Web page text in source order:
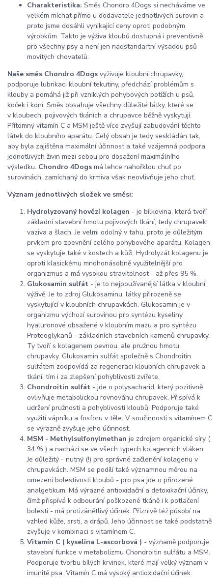
Charakteristika: Směs Chondro 4Dogs si necháváme ve
velkém míchat přímo u dodavatele jednotlivých surovin a
proto jsme dosáhli vynikající ceny oproti podobným
výrobkům. Takto je výživa kloubů dostupná i preventivně
pro všechny psy a není jen nadstandartní výsadou psů
movitých chovatelů.
Naše směs Chondro 4Dogs vyživuje kloubní chrupavky,
podporuje lubrikaci kloubní tekutiny, předchází problémům s
klouby a pomáhá již při vzniklých pohybových potížích u psů,
koček i koní. Směs obsahuje všechny důležité látky, které se
v kloubech, pojivových tkáních a chrupavce běžně vyskytují.
Přítomný vitamín C a MSM ještě více zvyšují zabudování těchto
látek do kloubního aparátu. Celý obsah je tedy seskládán tak,
aby byla zajištěna maximální účinnost a také vzájemná podpora
jednotlivých živin mezi sebou pro dosažení maximálního
výsledku. Chondro 4Dogs má lehce nahořklou chuť po
surovinách, zamíchaný do krmiva však neovlivňuje jeho chuť.
Význam jednotlivých složek ve směsi:
Hydrolyzovaný hovězí kolagen - je bílkovina, která tvoří
základní stavební hmotu pojivových tkání, tedy chrupavek,
vaziva a šlach. Je velmi odolný v tahu, proto je důležitým
prvkem pro zpevnění celého pohybového aparátu. Kolagen
se vyskytuje také v kostech a kůži. Hydrolyzát kolagenu je
oproti klasickému mnohonásobně využitelnější pro
organizmus a má vysokou stravitelnost - až přes 95 %.
Glukosamin sulfát - je to nejpoužívanější látka v kloubní
výživě. Je to zdroj Glukosaminu, látky přirozeně se
vyskytující v kloubních chrupavkách. Glukosamin je v
organizmu výchozí surovinou pro syntézu kyseliny
hyaluronové obsažené v kloubním mazu a pro syntézu
Proteoglykanů - základních stavebních kamenů chrupavky.
Ty tvoří s kolagenem pevnou, ale pružnou hmotu
chrupavky. Glukosamin sulfát společně s Chondroitin
sulfátem zodpovídá za regeneraci kloubních chrupavek a
tkání, tím i za zlepšení pohyblivosti zvířete.
Chondroitin sulfát - jde o polysacharid, který pozitivně
ovlivňuje metabolickou rovnováhu chrupavek. Přispívá k
udržení pružnosti a pohyblivosti kloubů. Podporuje také
využití vápníku a fosforu v těle. V součinnosti s vitamínem C
se výrazně zvyšuje jeho účinnost.
MSM - Methylsulfonylmethan je zdrojem organické síry (
34 % ) a nachází se ve všech typech kolagenních vláken.
Je důležitý - nutný (!) pro správné začlenění kolagenu v
chrupavkách. MSM se podílí také významnou měrou na
omezení bolestivosti kloubů - pro psa jde o přirozené
analgetikum. Má výrazné antioxidační a detoxikační účinky,
čímž přispívá k odbourání poškozené tkáně i k potlačení
bolesti - má protizánětlivý účinek. Příznivě též působí na
vzhled kůže, srsti, a drápů. Jeho účinnost se také podstatně
zvyšuje v kombinaci s vitamínem C.
Vitamín C ( kyselina L-ascorbová ) - významě podporuje
stavební funkce v metabolizmu Chondroitin sulfátu a MSM.
Podporuje tvorbu bílých krvinek, které mají velký význam v
imunitě psa. Vitamín C má vysoký antioxidační účinek.